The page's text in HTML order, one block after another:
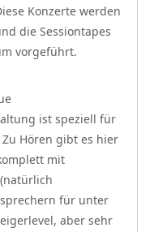
Konzerte werden
die Sessiontapes
vorgeführt.
ist speziell für
Hören gibt es hier
mit
für unter
aber sehr